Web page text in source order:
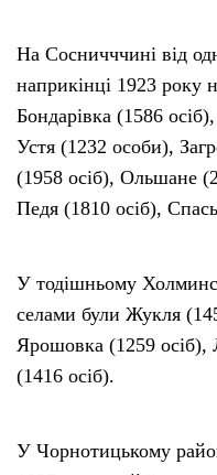
На Сосничччині від
наприкінці 1923 року
Бондарівка (1586
Устя (1232 особи),
(1958 осіб), Ольшане
Педя (1810 осіб),
У тодішньому
селами були Жукля
Ярошовка (1259 осіб),
(1416 осіб).
У Чорнотицькому